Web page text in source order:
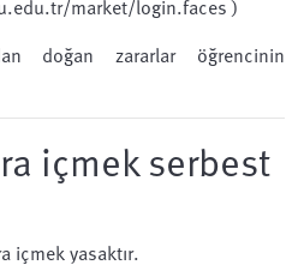
market/login.faces)
doğan zararlar öğrencinin
içmek serbest
içmek yasaktır.